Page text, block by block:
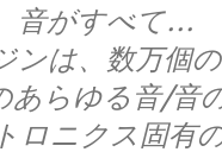
音がすべて…
は、数万個
らゆる音/音
ロニクス固有